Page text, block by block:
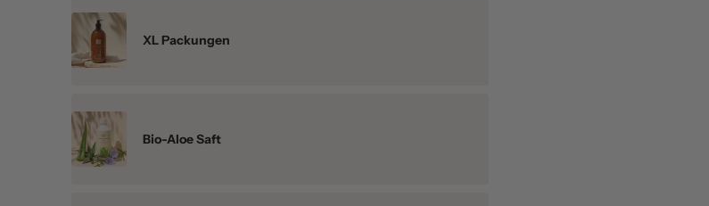
XL Packungen
Bio-Aloe Saft